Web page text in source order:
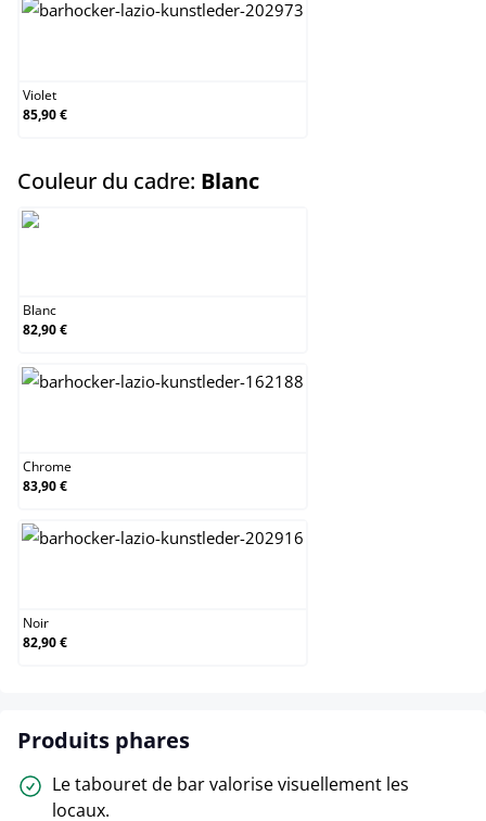
Violet
85,90 €
Couleur du cadre: Blancselect
Blanc
82,90 €
Chrome
83,90 €
Noir
82,90 €
Produits phares
Le tabouret de bar valorise visuellement les
locaux.